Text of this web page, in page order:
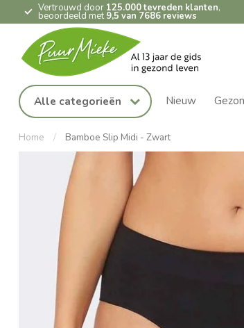
Vertrouwd door 125.000 tevreden klanten,
beoordeeld met 9,5 van 7686 reviews
Alle categorieën Nieuw
Home / Bamboe Slip Midi - Zwart